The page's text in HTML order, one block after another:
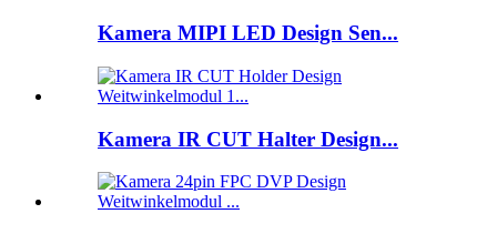
Kamera MIPI LED Design Sen...
Kamera IR CUT Halter Design...